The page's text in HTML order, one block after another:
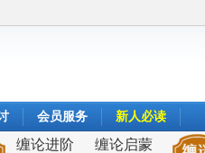
会员服务 新人必读
缠论进阶
缠论启蒙